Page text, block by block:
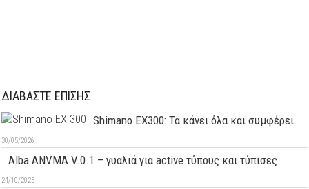
ΔΙΑΒΑΣΤΕ ΕΠΙΣΗΣ
Shimano EX300: Τα κάνει όλα και συμφέρει
30/05/2026
Alba ANVMA V.0.1 – γυαλιά για active τύπους και τύπισες
24/10/2025